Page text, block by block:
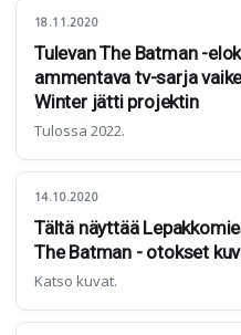
18.11.2020
Tulevan The Batman -
ammentava tv-sarja
Winter jätti projektin
Tulossa 2022.
14.10.2020
Tältä näyttää
The Batman - otokset
Katso kuvat.